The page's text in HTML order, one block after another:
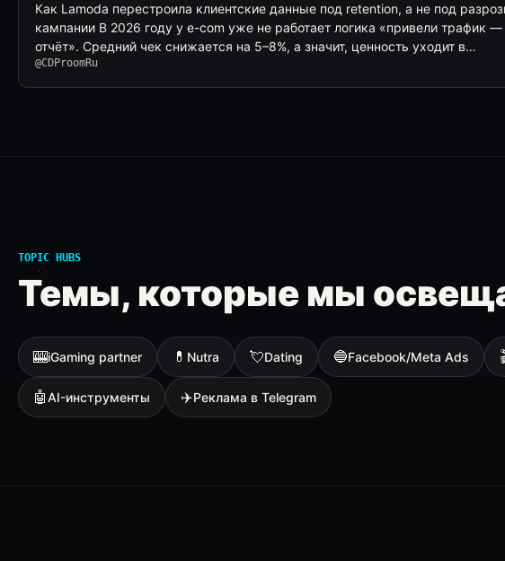
Как Lamoda перестроила клиентские данные под retention, а не под
кампании В 2026 году у e-com уже не работает логика «привели трафик —
отчёт». Средний чек снижается на 5–8%, а значит, ценность уходит в…
@CDProomRu
TOPIC HUBS
Темы, которые мы
🎰iGaming partner 💊 Nutra 💘Dating 🔵Facebook/Meta Ads
🤖AI-инструменты ✈️Реклама в Telegram